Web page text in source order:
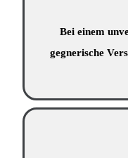
Bei einem
gegnerische